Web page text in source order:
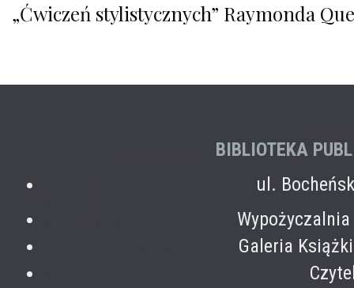
„Ćwiczeń stylistycznych” Raymonda
BIBLIOTEKA
ul.
Galeria